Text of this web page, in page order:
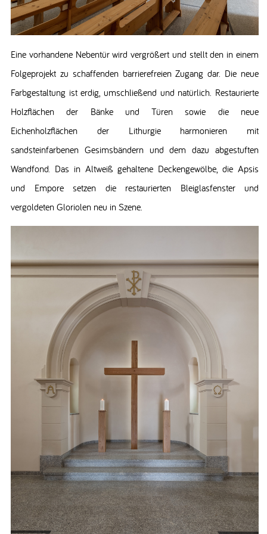
Eine vorhandene Nebentür wird vergrößert und stellt den in einem
Folgeprojekt zu schaffenden barrierefreien Zugang dar. Die neue
Farbgestaltung ist erdig, umschließend und natürlich. Restaurierte
Holzflächen der Bänke und Türen sowie die neue
Eichenholzflächen der Lithurgie harmonieren mit
sandsteinfarbenen Gesimsbändern und dem dazu abgestuften
Wandfond. Das in Altweiß gehaltene Deckengewölbe, die Apsis
und Empore setzen die restaurierten Bleiglasfenster und
vergoldeten Gloriolen neu in Szene.